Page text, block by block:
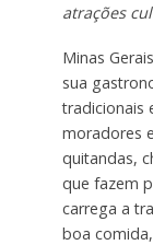
atrações
Minas
sua
tradicionais
moradores
quitandas,
que fazem
carrega a
boa